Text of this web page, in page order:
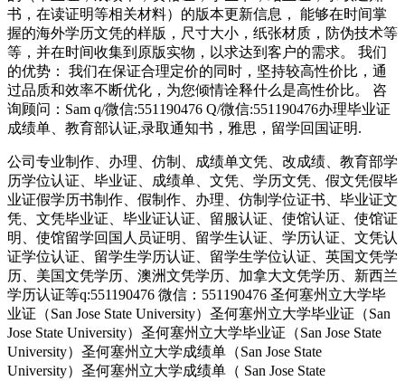
书，在读证明等相关材料）的版本更新信息， 能够在时间掌
握的海外学历文凭的样版，尺寸大小，纸张材质，防伪技术等
等，并在时间收集到原版实物，以求达到客户的需求。 我们
的优势： 我们在保证合理定价的同时，坚持较高性价比，通
过品质和效率不断优化，为您倾情诠释什么是高性价比。 咨
询顾问：Sam q/微信:551190476 Q/微信:551190476办理毕业证
成绩单、教育部认证,录取通知书，雅思，留学回国证明.
公司专业制作、办理、仿制、成绩单文凭、改成绩、教育部学
历学位认证、毕业证、成绩单、文凭、学历文凭、假文凭假毕
业证假学历书制作、假制作、办理、仿制学位证书、毕业证文
凭、文凭毕业证、毕业证认证、留服认证、使馆认证、使馆证
明、使馆留学回国人员证明、留学生认证、学历认证、文凭认
证学位认证、留学生学历认证、留学生学位认证、英国文凭学
历、美国文凭学历、澳洲文凭学历、加拿大文凭学历、新西兰
学历认证等q:551190476 微信：551190476 圣何塞州立大学毕
业证（San Jose State University）圣何塞州立大学毕业证（San
Jose State University）圣何塞州立大学毕业证（San Jose State
University）圣何塞州立大学成绩单（San Jose State
University）圣何塞州立大学成绩单（ San Jose State